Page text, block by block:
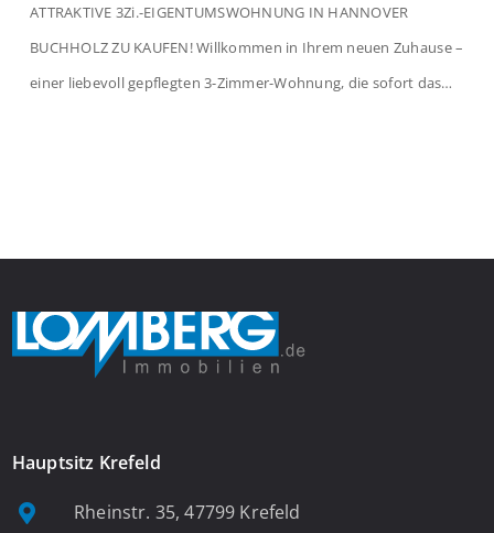
ATTRAKTIVE 3Zi.-EIGENTUMSWOHNUNG IN HANNOVER
BUCHHOLZ ZU KAUFEN! Willkommen in Ihrem neuen Zuhause –
einer liebevoll gepflegten 3-Zimmer-Wohnung, die sofort das
Hauptsitz Krefeld
Rheinstr. 35, 47799 Krefeld